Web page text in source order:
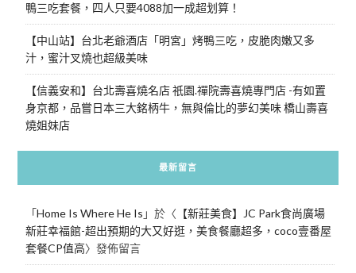
鴨三吃套餐，四人只要4088加一成超划算！
【中山站】台北老爺酒店「明宮」烤鴨三吃，皮脆肉嫩又多
汁，蜜汁叉燒也超級美味
【信義安和】台北壽喜燒名店 祇園.禪院壽喜燒專門店 -有如置
身京都，品嘗日本三大銘柄牛，無與倫比的夢幻美味 橋山壽喜
燒姐妹店
最新留言
「Home Is Where He Is 」於〈 【新莊美食】JC Park食尚廣場
新莊幸福館-超出預期的大又好逛，美食餐廳超多，coco壹番屋
套餐CP值高〉發佈留言